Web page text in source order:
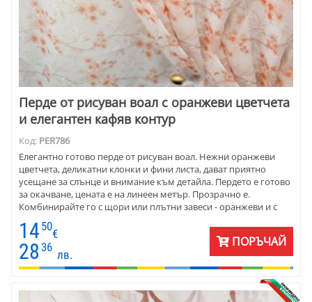
Перде от рисуван воал с оранжеви цветчета
и елегантен кафяв контур
Код: PER786
Елегантно готово перде от рисуван воал. Нежни оранжеви
цветчета, деликатни клонки и фини листа, дават приятно
усещане за слънце и внимание към детайла. Пердето е готово
за окачване, цената е на линеен метър. Прозрачно е.
Комбинирайте го с щори или плътни завеси - оранжеви и с
бежово-кафява гама.
14 50
€
28 36
лв.
ПОРЪЧАЙ